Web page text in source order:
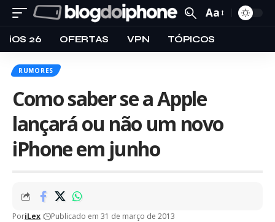
Aa
iOS 26 OFERTAS VPN TÓPICOS
RUMORES
Como saber se a Apple
lançará ou não um novo
iPhone em junho
PoriLex Publicado em 31 de março de 2013